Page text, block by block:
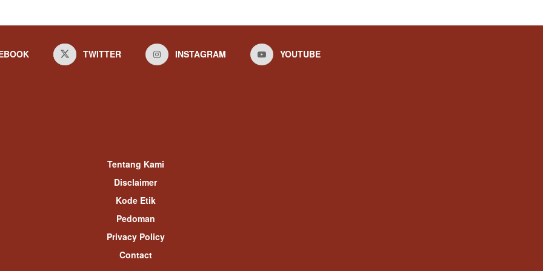
TWITTER INSTAGRAM YOUTUBE
Tentang Kami
Disclaimer
Kode Etik
Pedoman
Privacy Policy
Contact